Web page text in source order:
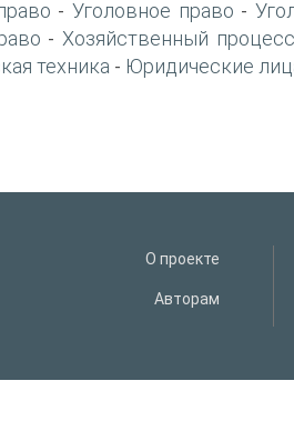
-Уголовное право -
- Хозяйственный процесс
техника - Юридические
О проекте
Авторам